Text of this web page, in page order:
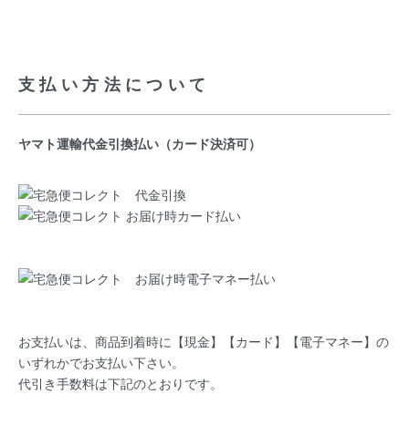
支払い方法について
ヤマト運輸代金引換払い（カード決済可）
お支払いは、商品到着時に【現金】【カード】【電子マネー】の
いずれかでお支払い下さい。
代引き手数料は下記のとおりです。